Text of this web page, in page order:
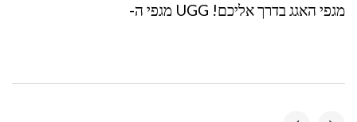
מגפי האגג בדרך אליכם! UGG מגפי ה-